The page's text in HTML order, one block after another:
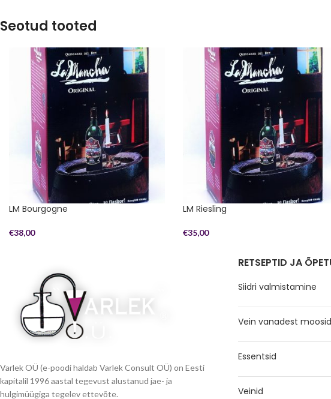
Seotud tooted
LM Bourgogne
€38,00
LM Riesling
€35,00
Varlek OÜ (e-poodi haldab Varlek Consult OÜ) on Eesti
kapitalil 1996 aastal tegevust alustanud jae- ja
hulgimüügiga tegelev ettevõte.
RETSEPTID JA
Siidri valmistamine
Vein vanadest
Essentsid
Veinid